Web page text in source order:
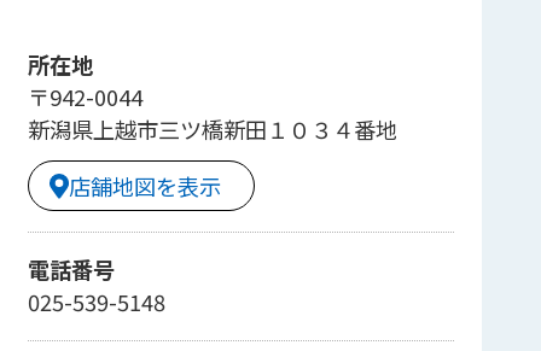
所在地
〒942-0044
新潟県上越市三ツ橋新田１０３４番地
店舗地図を表示
電話番号
025-539-5148